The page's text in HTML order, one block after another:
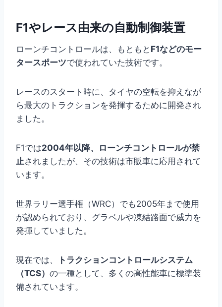
F1やレース由来の自動制御装置
ローンチコントロールは、もともと F1などのモー
タースポーツで使われていた技術です。
レースのスタート時に、タイヤの空転を抑えなが
ら最大のトラクションを発揮するために開発され
ました。
F1では2004年以降、ローンチコントロールが禁
止されましたが、その技術は市販車に応用されて
います。
世界ラリー選手権（WRC）でも2005年まで使用
が認められており、グラベルや凍結路面で威力を
発揮していました。
現在では、
トラクションコントロールシステム
（TCS） の一種として、多くの高性能車に標準装
備されています。